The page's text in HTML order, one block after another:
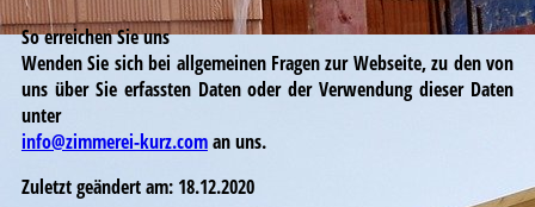
So erreichen Sie uns
Wenden Sie sich bei allgemeinen Fragen zur Webseite, zu den von
uns über Sie erfassten Daten oder der Verwendung dieser Daten
unter
info@zimmerei-kurz.coman uns.
Zuletzt geändert am: 18.12.2020